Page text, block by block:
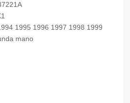
1995 1996 1997 1998 1999
mano